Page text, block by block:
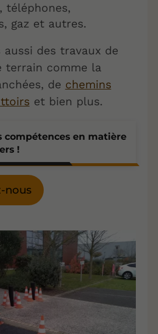
téléphones,
gaz et autres.
aussi des travaux de
terrain comme la
de chemins
et bien plus.
compétences en matière
!
nous